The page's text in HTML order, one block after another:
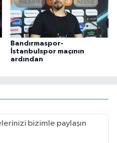
Bandırmaspor-
İstanbulspor maçının
ardından